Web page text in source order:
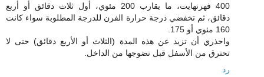
400 فهرنهايت، ما يقارب 200 مئوي، أول ثلاث دقائق أو أربع
دقائق، ثم تخفضي درجة حرارة الفرن للدرجة المطلوبة سواء كانت
160 مئوي أو 175.
واحذري أن تزيد عن هذه المدة (الثلاث أو الأربع دقائق) حتى لا
تحترق من الأسفل قبل نضوجها من الداخل.
رد